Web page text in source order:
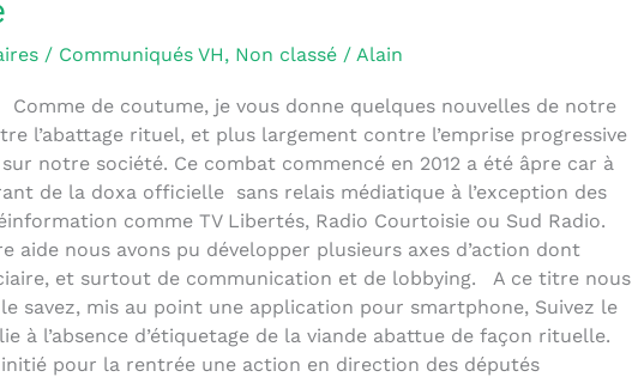
/ Communiqués VH, Non classé/ Alain
Comme de coutume, je vous donne quelques nouvelles de notre
l’abattage rituel, et plus largement contre l’emprise progressive
notre société. Ce combat commencé en 2012 a été âpre car à
de la doxa officielle sans relais médiatique à l’exception des
comme TV Libertés, Radio Courtoisie ou Sud Radio.
aide nous avons pu développer plusieurs axes d’action dont
et surtout de communication et de lobbying. A ce titre nous
le savez, mis au point une application pour smartphone, Suivez le
à l’absence d’étiquetage de la viande abattue de façon rituelle.
initié pour la rentrée une action en direction des députés